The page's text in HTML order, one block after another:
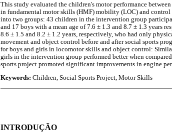
This study evaluated the children's motor performance
in fundamental motor skills (HMF) mobility (LOC) and control
into two groups: 43 children in the intervention group
and 17 boys with a mean age of 7.6 ± 1.3 and 8.7 ± 1.3 years
8.6 ± 1.5 and 8.2 ± 1.2 years, respectively, who had only
movement and object control before and after social sports
for boys and girls in locomotor skills and object control:
girls in the intervention group performed better when
sports project promoted significant improvements in engine
Keywords: Children, Social Sports Project, Motor Skills
INTRODUÇÃO